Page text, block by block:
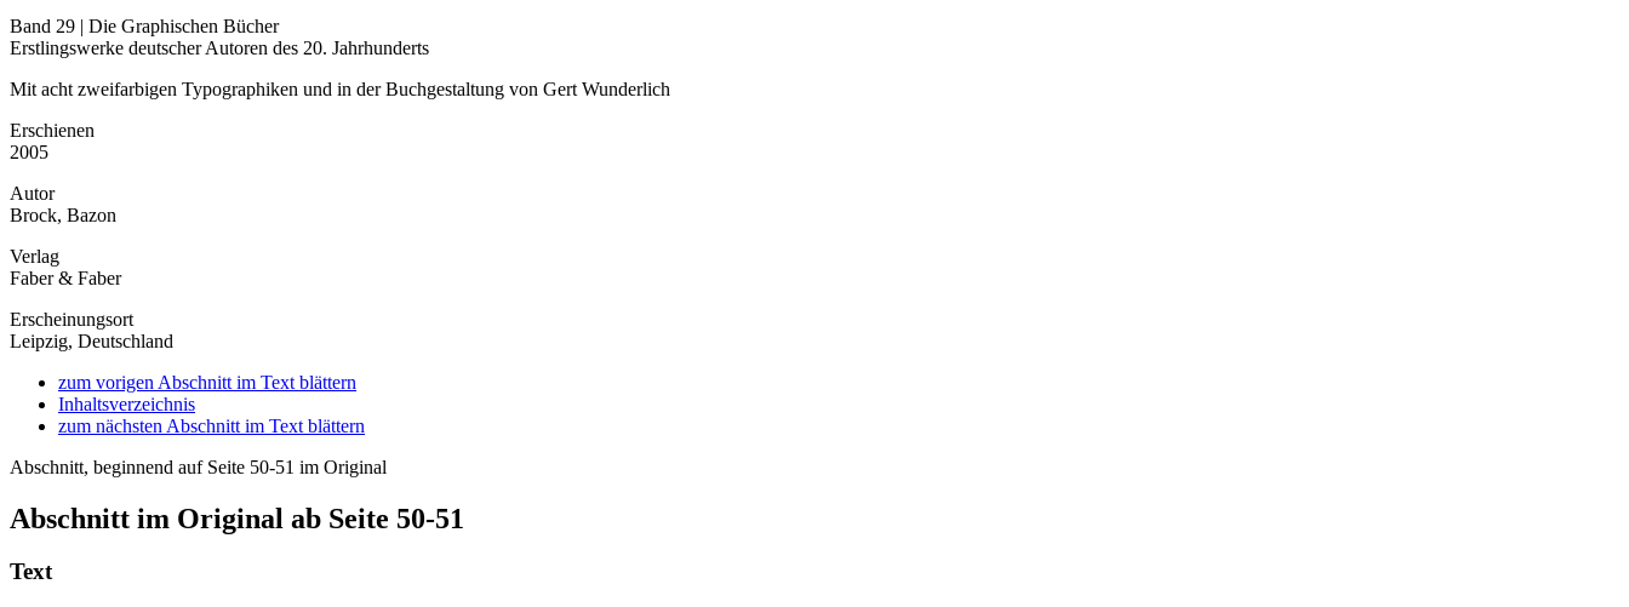
Band 29 | Die Graphischen Bücher
Erstlingswerke deutscher Autoren des 20. Jahrhunderts
Mit acht zweifarbigen Typographiken und in der Buchgestaltung von Gert Wunderlich
Erschienen
2005
Autor
Brock, Bazon
Verlag
Faber & Faber
Erscheinungsort
Leipzig, Deutschland
zum vorigen Abschnitt im Text blättern
Inhaltsverzeichnis
zum nächsten Abschnitt im Text blättern
Abschnitt, beginnend auf Seite 50-51 im Original
Abschnitt im Original ab Seite 50-51
Text